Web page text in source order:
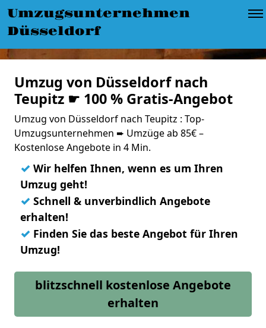
Umzugsunternehmen
Düsseldorf
Umzug von Düsseldorf nach
Teupitz ☛ 100 % Gratis-Angebot
Umzug von Düsseldorf nach Teupitz : Top-
Umzugsunternehmen ➨ Umzüge ab 85€ –
Kostenlose Angebote in 4 Min.
✓ Wir helfen Ihnen, wenn es um Ihren
Umzug geht!
✓ Schnell & unverbindlich Angebote
erhalten!
✓ Finden Sie das beste Angebot für Ihren
Umzug!
blitzschnell kostenlose Angebote
erhalten